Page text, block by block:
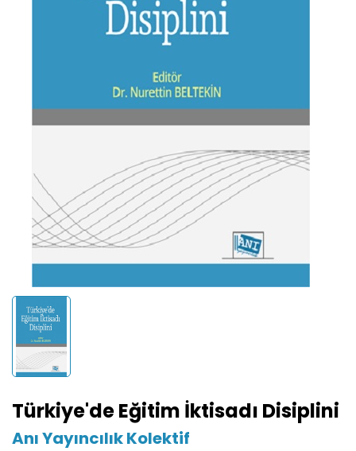
Türkiye'de Eğitim İktisadı Disiplini
Anı Yayıncılık Kolektif